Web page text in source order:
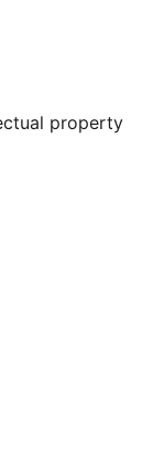
property